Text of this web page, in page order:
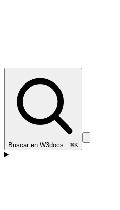
Buscar en W3docs…⌘K